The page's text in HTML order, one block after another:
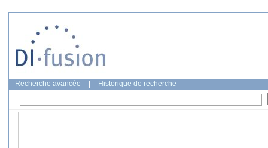
Recherche avancée Historique de recherche